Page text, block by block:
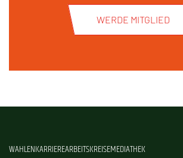
WERDE MITGLIED
WAHLENKARRIEREARBEITSKREISEMEDIATHEK